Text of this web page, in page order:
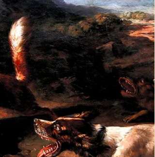
préstec de dues-centes pessetes adquirí una
pedres per a centrar-se únicament i exclusiva a la
producció de